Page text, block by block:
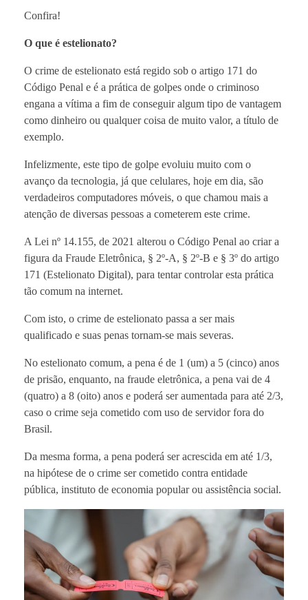
Confira!
O que é estelionato?
O crime de estelionato está regido sob o artigo 171 do
Código Penal e é a prática de golpes onde o criminoso
engana a vítima a fim de conseguir algum tipo de vantagem
como dinheiro ou qualquer coisa de muito valor, a título de
exemplo.
Infelizmente, este tipo de golpe evoluiu muito com o
avanço da tecnologia, já que celulares, hoje em dia, são
verdadeiros computadores móveis, o que chamou mais a
atenção de diversas pessoas a cometerem este crime.
A Lei nº 14.155, de 2021 alterou o Código Penal ao criar a
figura da Fraude Eletrônica, § 2º-A, § 2º-B e § 3º do artigo
171 (Estelionato Digital), para tentar controlar esta prática
tão comum na internet.
Com isto, o crime de estelionato passa a ser mais
qualificado e suas penas tornam-se mais severas.
No estelionato comum, a pena é de 1 (um) a 5 (cinco) anos
de prisão, enquanto, na fraude eletrônica, a pena vai de 4
(quatro) a 8 (oito) anos e poderá ser aumentada para até 2/3,
caso o crime seja cometido com uso de servidor fora do
Brasil.
Da mesma forma, a pena poderá ser acrescida em até 1/3,
na hipótese de o crime ser cometido contra entidade
pública, instituto de economia popular ou assistência social.